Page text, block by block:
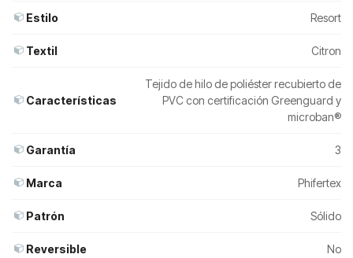
Estilo Resort
Textil Citron
Características
Tejido de hilo de poliéster recubierto de
PVC con certificación Greenguard y
microban®
Garantía 3
Marca Phifertex
Patrón Sólido
Reversible No